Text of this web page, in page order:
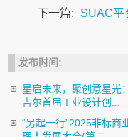
下一篇:
SUAC平
发布时间:
星启未来，聚创意星光
吉尔首届工业设计创...
“另起一行”2025非标商